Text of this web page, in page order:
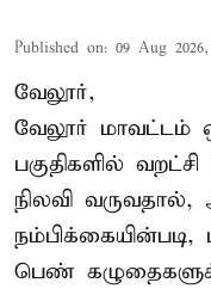
Published on: 09 Aug
வேலூர்,
வேலூர் மாவட்டம்
பகுதிகளில்
நிலவி வருவதால்,
பெண்